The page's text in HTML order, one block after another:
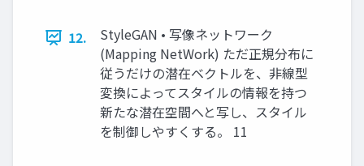
12.
StyleGAN • 写像ネットワーク
(Mapping NetWork) ただ正規分布に
従うだけの潜在ベクトルを、非線型
変換によってスタイルの情報を持つ
新たな潜在空間へと写し、スタイル
を制御しやすくする。 11